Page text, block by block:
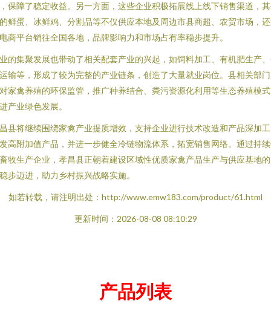
保障了稳定收益。另一方面，这些企业积极拓展线上线下销售渠道，
鲜蛋、冰鲜鸡、分割品等不仅供应本地及周边市县商超、农贸市场，
商平台销往全国各地，品牌影响力和市场占有率稳步提升。
的集聚发展也带动了相关配套产业的兴起，如饲料加工、有机肥生产
输等，形成了较为完整的产业链条，创造了大量就业岗位。县相关部
家禽养殖的环保监管，推广种养结合、粪污资源化利用等生态养殖模
产业绿色发展。
县将继续围绕家禽产业提质增效，支持企业进行技术改造和产品深加
高附加值产品，并进一步健全冷链物流体系，拓宽销售网络。通过持
牧生产企业，孝昌县正朝着建设区域性优质家禽产品生产与供应基地
步迈进，助力乡村振兴战略实施。
如若转载，请注明出处：http://www.emw183.com/product/61.html
更新时间：2026-08-08 08:10:29
产品列表